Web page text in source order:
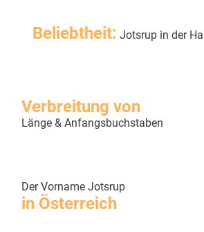
Beliebtheit: Jotsrup in der
Verbreitung von
Länge & Anfangsbuchstaben
Der Vorname Jotsrup
in Österreich